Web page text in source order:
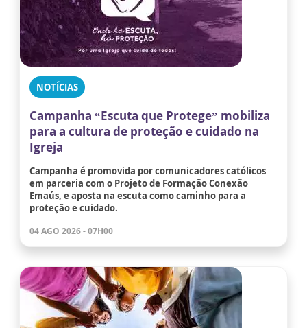
NOTÍCIAS
Campanha “Escuta que Protege” mobiliza
para a cultura de proteção e cuidado na
Igreja
Campanha é promovida por comunicadores católicos
em parceria com o Projeto de Formação Conexão
Emaús, e aposta na escuta como caminho para a
proteção e cuidado.
04 AGO 2026 - 07H00